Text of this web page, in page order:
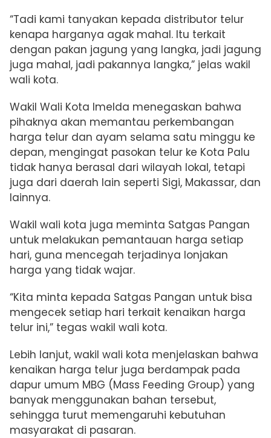
“Tadi kami tanyakan kepada distributor telur
kenapa harganya agak mahal. Itu terkait
dengan pakan jagung yang langka, jadi jagung
juga mahal, jadi pakannya langka,” jelas wakil
wali kota.
Wakil Wali Kota Imelda menegaskan bahwa
pihaknya akan memantau perkembangan
harga telur dan ayam selama satu minggu ke
depan, mengingat pasokan telur ke Kota Palu
tidak hanya berasal dari wilayah lokal, tetapi
juga dari daerah lain seperti Sigi, Makassar, dan
lainnya.
Wakil wali kota juga meminta Satgas Pangan
untuk melakukan pemantauan harga setiap
hari, guna mencegah terjadinya lonjakan
harga yang tidak wajar.
“Kita minta kepada Satgas Pangan untuk bisa
mengecek setiap hari terkait kenaikan harga
telur ini,” tegas wakil wali kota.
Lebih lanjut, wakil wali kota menjelaskan bahwa
kenaikan harga telur juga berdampak pada
dapur umum MBG (Mass Feeding Group) yang
banyak menggunakan bahan tersebut,
sehingga turut memengaruhi kebutuhan
masyarakat di pasaran.